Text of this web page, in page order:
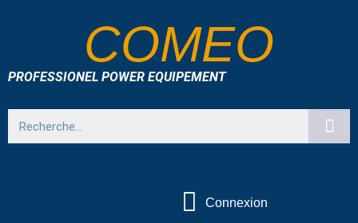
COMEO
PROFESSIONEL POWER EQUIPEMENT
Connexion